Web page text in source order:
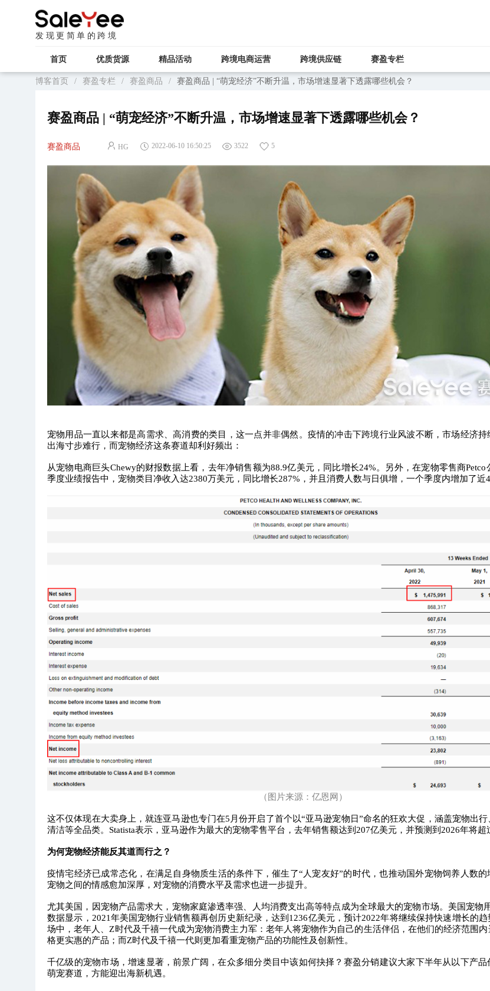
发现更简单的跨境
首页 优质货源 精品活动 跨境电商运营 跨境供应链 赛盈专栏
博客首页 / 赛盈专栏 / 赛盈商品 / 赛盈商品 | “萌宠经济”不断升温，市场增速显著下透露哪些机会？
赛盈商品 | “萌宠经济”不断升温，市场增速显著下透露哪些机会？
赛盈商品 HG 2022-06-10 16:50:25 3522 5
宠物用品一直以来都是高需求、高消费的类目，这一点并非偶然。疫情的冲击下跨境行业风波不断，市场经济持
出海寸步难行，而宠物经济这条赛道却利好频出：
从宠物电商巨头Chewy的财报数据上看，去年净销售额为88.9亿美元，同比增长24%。另外，在宠物零售商Petco
季度业绩报告中，宠物类目净收入达2380万美元，同比增长287%，并且消费人数与日俱增，一个季度内增加了近
（图片来源：亿恩网）
这不仅体现在大卖身上，就连亚马逊也专门在5月份开启了首个以“亚马逊宠物日”命名的狂欢大促，涵盖宠物出
清洁等全品类。Statista表示，亚马逊作为最大的宠物零售平台，去年销售额达到207亿美元，并预测到2026年将超
为何宠物经济能反其道而行之？
疫情宅经济已成常态化，在满足自身物质生活的条件下，催生了“人宠友好”的时代，也推动国外宠物饲养人数
宠物之间的情感愈加深厚，对宠物的消费水平及需求也进一步提升。
尤其美国，因宠物产品需求大，宠物家庭渗透率强、人均消费支出高等特点成为全球最大的宠物市场。美国宠物用
数据显示，2021年美国宠物行业销售额再创历史新纪录，达到1236亿美元，预计2022年将继续保持快速增长的趋
场中，老年人、Z时代及千禧一代成为宠物消费主力军：老年人将宠物作为自己的生活伴侣，在他们的经济范围
格更实惠的产品；而Z时代及千禧一代则更加看重宠物产品的功能性及创新性。
千亿级的宠物市场，增速显著，前景广阔，在众多细分类目中该如何抉择？赛盈分销建议大家下半年从以下产品
萌宠赛道，方能迎出海新机遇。